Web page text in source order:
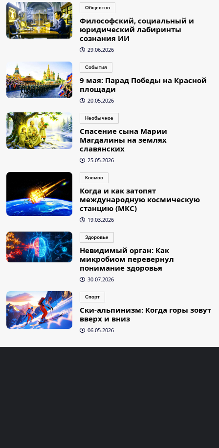
Общество
Философский, социальный и
юридический лабиринты
сознания ИИ
29.06.2026
События
9 мая: Парад Победы на Красной
площади
20.05.2026
Необычное
Спасение сына Марии
Магдалины на землях
славянских
25.05.2026
Космос
Когда и как затопят
международную космическую
станцию (МКС)
19.03.2026
Здоровье
Невидимый орган: Как
микробиом перевернул
понимание здоровья
30.07.2026
Спорт
Ски-альпинизм: Когда горы зовут
вверх и вниз
06.05.2026